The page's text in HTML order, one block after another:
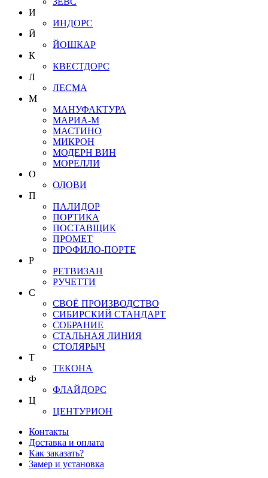
И
ИНДОРС
Й
ЙОШКАР
К
КВЕСТДОРС
Л
ЛЕСМА
М
МАНУФАКТУРА
МАРИА-М
МАСТИНО
МИКРОН
МОДЕРН ВИН
МОРЕЛЛИ
О
ОЛОВИ
П
ПАЛИДОР
ПОРТИКА
ПОСТАВЩИК
ПРОМЕТ
ПРОФИЛО-ПОРТЕ
Р
РЕТВИЗАН
РУЧЕТТИ
С
СВОЁ ПРОИЗВОДСТВО
СИБИРСКИЙ СТАНДАРТ
СОБРАНИЕ
СТАЛЬНАЯ ЛИНИЯ
СТОЛЯРЫЧ
Т
ТЕКОНА
Ф
ФЛАЙДОРС
Ц
ЦЕНТУРИОН
Контакты
Доставка и оплата
Как заказать?
Замер и установка